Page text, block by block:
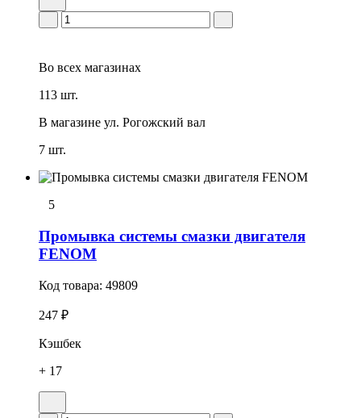
Во всех магазинах
113 шт.
В магазине ул. Рогожский вал
7 шт.
5
Промывка системы смазки двигателя
FENOM
Код товара: 49809
247 ₽
Кэшбек
+ 17